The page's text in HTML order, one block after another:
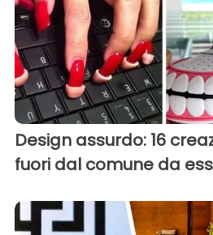
Design assurdo: 16
fuori dal comune da